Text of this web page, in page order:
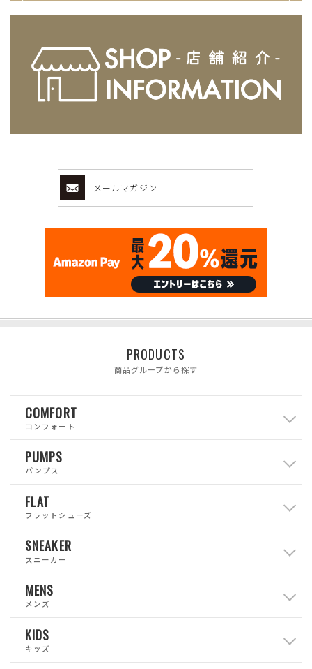
メールマガジン
PRODUCTS
商品グループから探す
COMFORT
コンフォート
PUMPS
パンプス
FLAT
フラットシューズ
SNEAKER
スニーカー
MENS
メンズ
KIDS
キッズ